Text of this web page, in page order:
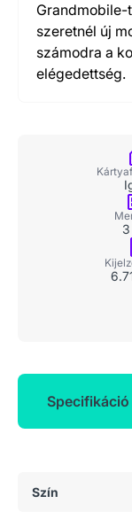
Grandmobile-
szeretnél új
számodra a
elégedettség.
Specifikáció
Szín